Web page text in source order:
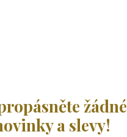
žádné
a slevy!